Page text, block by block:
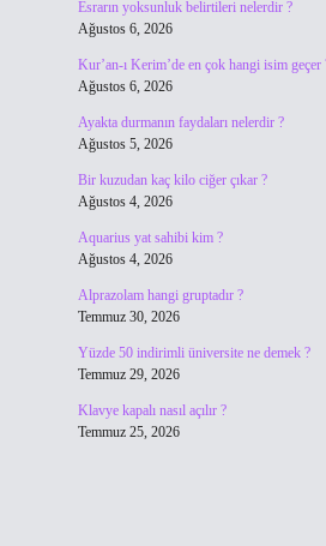
Esrarın yoksunluk belirtileri nelerdir ?
Ağustos 6, 2026
Kur’an-ı Kerim’de en çok hangi isim geçer
Ağustos 6, 2026
Ayakta durmanın faydaları nelerdir ?
Ağustos 5, 2026
Bir kuzudan kaç kilo ciğer çıkar ?
Ağustos 4, 2026
Aquarius yat sahibi kim ?
Ağustos 4, 2026
Alprazolam hangi gruptadır ?
Temmuz 30, 2026
Yüzde 50 indirimli üniversite ne demek ?
Temmuz 29, 2026
Klavye kapalı nasıl açılır ?
Temmuz 25, 2026